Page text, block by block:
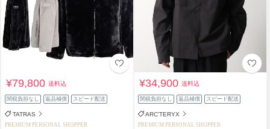
¥79,800送料込
関税負担なし 返品補償 スピード配送
TATRAS
PREMIUM PERSONAL SHOPPER
¥34,900送料込
関税負担なし 返品補償 スピード配送
ARC'TERYX
PREMIUM PERSONAL SHOPPER